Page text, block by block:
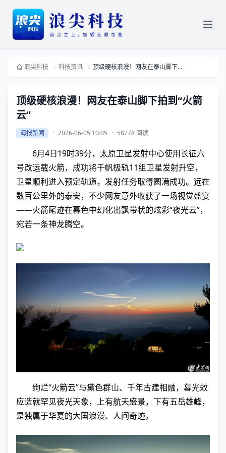
浪尖科技 科技资讯 顶级硬核浪漫！网友在泰山脚下拍到“火箭云”
顶级硬核浪漫！网友在泰山脚下拍到“火箭
云”
海报新闻 · 2026-06-05 10:05 · 58278 阅读
6月4日19时39分，太原卫星发射中心使用长征六
号改运载火箭，成功将千帆极轨11组卫星发射升空，
卫星顺利进入预定轨道，发射任务取得圆满成功。远在
数百公里外的泰安，不少网友意外收获了一场视觉盛宴
——火箭尾迹在暮色中幻化出飘带状的炫彩“夜光云”，
宛若一条神龙腾空。
绚烂“火箭云”与黛色群山、千年古建相融，暮光效
应造就罕见夜光天象，上有航天盛景，下有五岳雄峰，
是独属于华夏的大国浪漫、人间奇迹。